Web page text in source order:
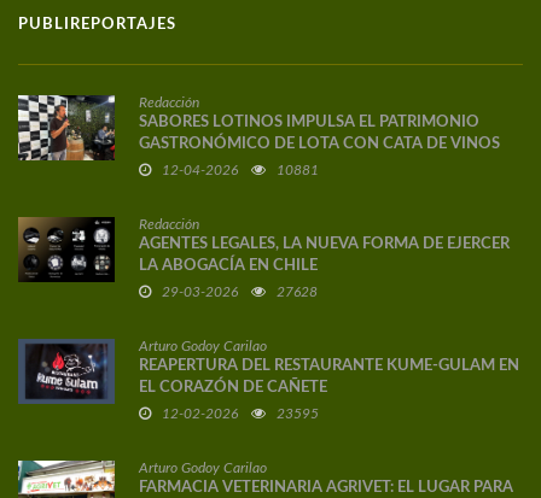
PUBLIREPORTAJES
Redacción
SABORES LOTINOS IMPULSA EL PATRIMONIO
GASTRONÓMICO DE LOTA CON CATA DE VINOS
DE AUTOR
12-04-2026 10881
Redacción
AGENTES LEGALES, LA NUEVA FORMA DE EJERCER
LA ABOGACÍA EN CHILE
29-03-2026 27628
Arturo Godoy Carilao
REAPERTURA DEL RESTAURANTE KUME-GULAM EN
EL CORAZÓN DE CAÑETE
12-02-2026 23595
Arturo Godoy Carilao
FARMACIA VETERINARIA AGRIVET: EL LUGAR PARA